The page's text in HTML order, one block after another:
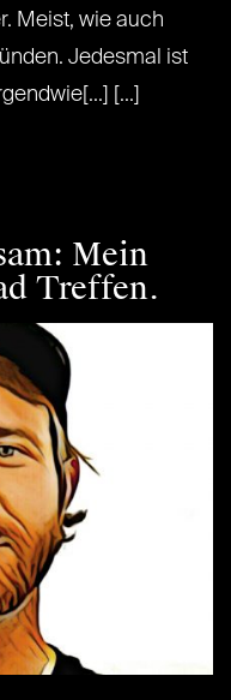
Meist, wie auch
Jedesmal ist
[...]
Mein
Treffen.